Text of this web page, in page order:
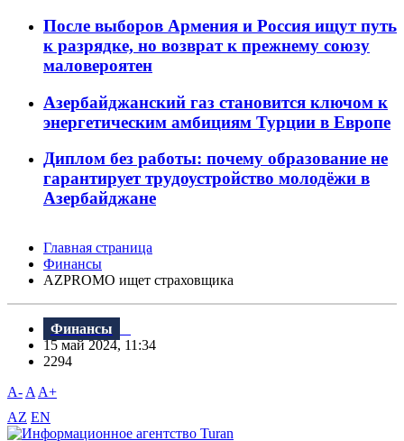
После выборов Армения и Россия ищут путь
к разрядке, но возврат к прежнему союзу
маловероятен
Азербайджанский газ становится ключом к
энергетическим амбициям Турции в Европе
Диплом без работы: почему образование не
гарантирует трудоустройство молодёжи в
Азербайджане
Главная страница
Финансы
AZPROMO ищет страховщика
Финансы
15 май 2024, 11:34
2294
A- A A+
AZ EN